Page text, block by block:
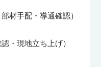
材手配・導通確認）
・現地立ち上げ）